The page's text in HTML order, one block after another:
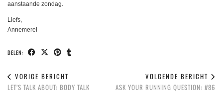
aanstaande zondag.
Liefs,
Annemerel
DELEN:
VORIGE BERICHT
LET’S TALK ABOUT: BODY TALK
VOLGENDE BERICHT
ASK YOUR RUNNING QUESTION: #86